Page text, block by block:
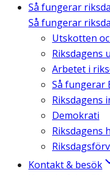
Så fungerar
Så fungerar
Utskotten
Riksdagens
Arbetet i
Så fungerar
Riksdagens
Demokrati
Riksdagens
Kontakt & besök